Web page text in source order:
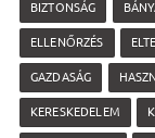
BIZTONSÁG
ELLENŐRZÉS
GAZDASÁG
KERESKEDELEM